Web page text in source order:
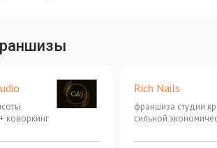
коворкинг
Rich Nails
франшиза студии
сильной